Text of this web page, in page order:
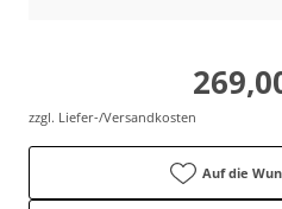
zzgl. Liefer-/Versandkosten
Auf die